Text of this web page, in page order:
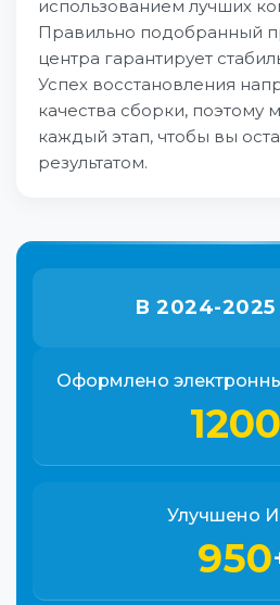
использованием лучших
Правильно подобранный
центра гарантирует
Успех восстановления
качества сборки, поэтому
каждый этап, чтобы вы
результатом.
В 2024-
Оформлено
1200
Улучшено
950